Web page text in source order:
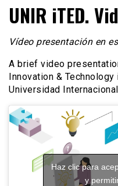
UNIR iTED.
Vídeo presentación en
A brief video
Innovation & Technology
Universidad
Haz clic para
y